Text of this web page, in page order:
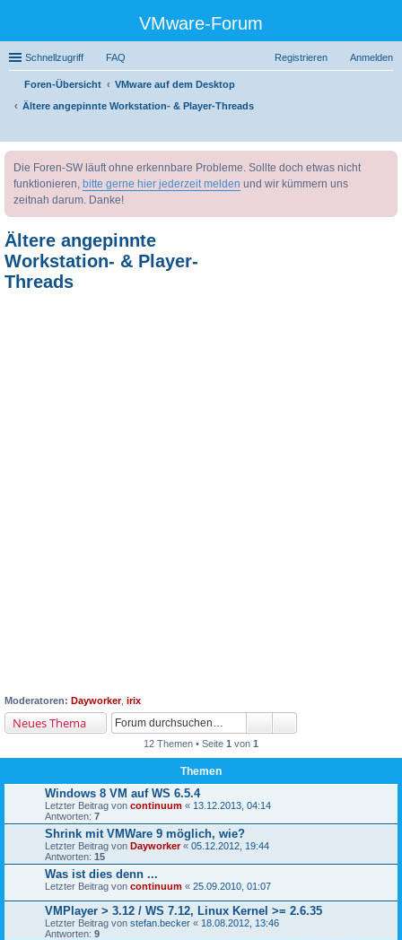
VMware-Forum
Schnellzugriff FAQ Anmelden
Registrieren
Foren-Übersicht
VMware auf dem Desktop
Ältere angepinnte Workstation- & Player-Threads
uc
Die Foren-SW läuft ohne erkennbare Probleme. Sollte doch etwas nicht
funktionieren, bitte gerne hier jederzeit melden und wir kümmern uns
zeitnah darum. Danke!
Ältere angepinnte
Workstation- & Player-
Threads
Moderatoren: Dayworker, irix
Neues Thema
12 Themen • Seite 1 von 1
Themen
Windows 8 VM auf WS 6.5.4
Letzter Beitrag von continuum « 13.12.2013, 04:14
Antworten: 7
Shrink mit VMWare 9 möglich, wie?
Letzter Beitrag von Dayworker« 05.12.2012, 19:44
Antworten: 15
Was ist dies denn ...
Letzter Beitrag von continuum « 25.09.2010, 01:07
VMPlayer > 3.12 / WS 7.12, Linux Kernel >= 2.6.35
Letzter Beitrag von stefan.becker « 18.08.2012, 13:46
Antworten: 9